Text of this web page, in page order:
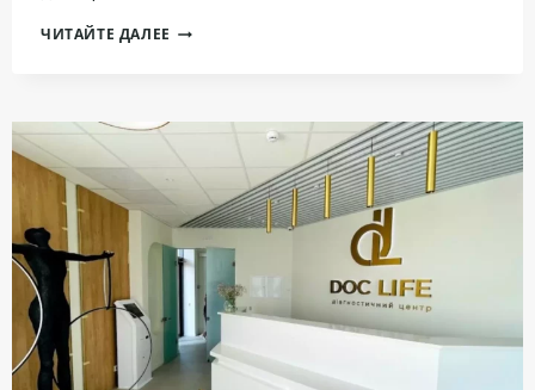
ЧИТАЙТЕ ДАЛЕЕ ГОЛОВНАЯ
ЕСЛИ
ГОЛОВА?